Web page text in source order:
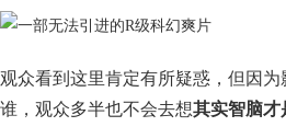
观众看到这里肯定有所疑惑，但因
谁，观众多半也不会去想其实智脑才